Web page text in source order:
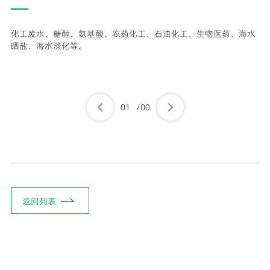
化工废水、糖醇、氨基酸、农药化工、石油化工、生物医药、海水
晒盐、海水淡化等。
01 /00
返回列表